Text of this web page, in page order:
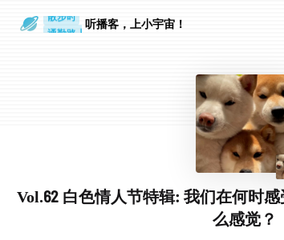
通勤路上 听播客，上小宇宙！
Vol.62 白色情人节特辑: 我们在何时
么感觉？